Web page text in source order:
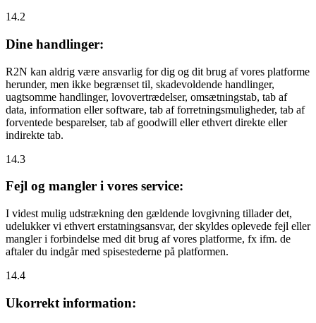
14.2
Dine handlinger:
R2N kan aldrig være ansvarlig for dig og dit brug af vores platforme
herunder, men ikke begrænset til, skadevoldende handlinger,
uagtsomme handlinger, lovovertrædelser, omsætningstab, tab af
data, information eller software, tab af forretningsmuligheder, tab af
forventede besparelser, tab af goodwill eller ethvert direkte eller
indirekte tab.
14.3
Fejl og mangler i vores service:
I videst mulig udstrækning den gældende lovgivning tillader det,
udelukker vi ethvert erstatningsansvar, der skyldes oplevede fejl eller
mangler i forbindelse med dit brug af vores platforme, fx ifm. de
aftaler du indgår med spisestederne på platformen.
14.4
Ukorrekt information: